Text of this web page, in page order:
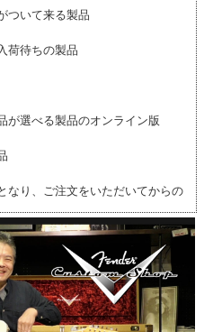
ついて来る製品
荷待ちの製品
が選べる製品のオンライン版
なり、ご注文をいただいてからの